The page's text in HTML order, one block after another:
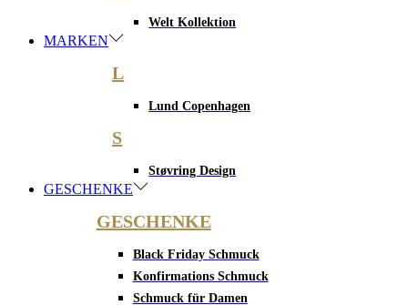
Welt Kollektion
MARKEN
L
Lund Copenhagen
S
Støvring Design
GESCHENKE
GESCHENKE
Black Friday Schmuck
Konfirmations Schmuck
Schmuck für Damen